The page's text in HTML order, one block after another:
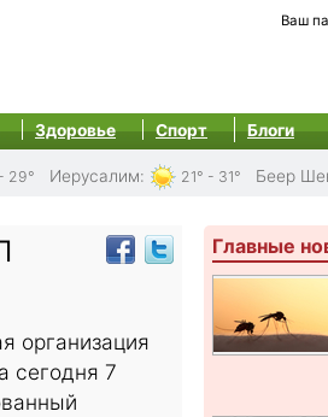
Ваш
Здоровье Спорт Блоги
29° Иерусалим: 21° - 31° Беер
организация
сегодня 7
Главные